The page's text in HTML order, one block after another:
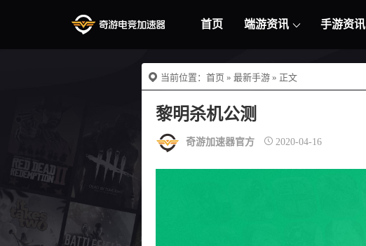
首页 端游资讯 手游资讯
当前位置： 首页 » 最新手游 » 正文
黎明杀机公测
奇游加速器官方 2020-04-16